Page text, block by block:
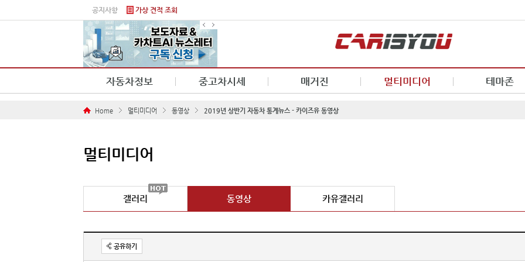
공지사항 가상 견적 조회
자동차정보 중고차시세 매거진 멀티미디어 테마존
Home 멀티미디어 동영상 2019년 상반기 자동차 통계뉴스 - 카이즈유 동영상
멀티미디어
갤러리 동영상 카유갤러리
공유하기